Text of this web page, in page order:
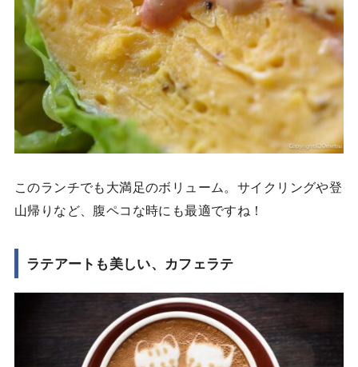
このランチでも大満足のボリューム。サイクリングや登
山帰りなど、腹ペコな時にも最適ですね！
ラテアートも美しい、カフェラテ